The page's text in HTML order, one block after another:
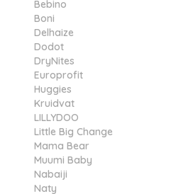
Bebino
Boni
Delhaize
Dodot
DryNites
Europrofit
Huggies
Kruidvat
LILLYDOO
Little Big Change
Mama Bear
Muumi Baby
Nabaiji
Naty